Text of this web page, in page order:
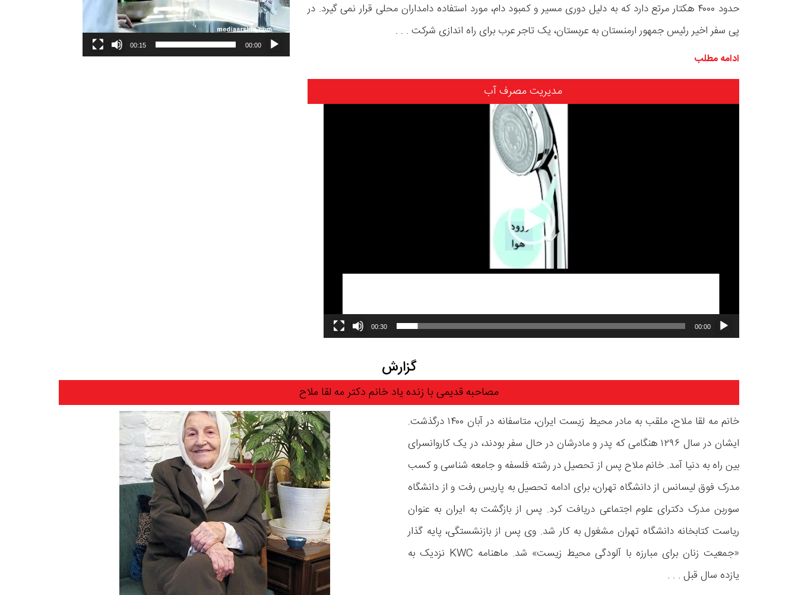
00:00
00:15
حدود ۴۰۰۰ هکتار مرتع دارد که به دلیل دوری مسیر و کمبود دام، مورد استفاده دامداران محلی قرار نمی گیرد. در
پی سفر اخیر رئیس جمهور ارمنستان به عربستان، یک تاجر عرب برای راه اندازی شرکت . . .
ادامه مطلب
مدیریت مصرف آب
00:00
00:30
گزارش
مصاحبه قدیمی با زنده یاد خانم دکتر مه لقا ملاح
خانم مه لقا ملاح، ملقب به مادر محیط زیست ایران، متاسفانه در آبان ۱۴۰۰ درگذشت.
ایشان در سال ۱۲۹۶ هنگامی که پدر و مادرشان در حال سفر بودند، در یک کاروانسرای
بین راه به دنیا آمد. خانم ملاح پس از تحصیل در رشته فلسفه و جامعه شناسی و کسب
مدرک فوق لیسانس از دانشگاه تهران، برای ادامه تحصیل به پاریس رفت و از دانشگاه
سوربن مدرک دکترای علوم اجتماعی دریافت کرد. پس از بازگشت به ایران به عنوان
ریاست کتابخانه دانشگاه تهران مشغول به کار شد. وی پس از بازنشستگی، پایه گذار
«جمعیت زنان برای مبارزه با آلودگی محیط زیست» شد. ماهنامه KWC نزدیک به
یازده سال قبل . . .